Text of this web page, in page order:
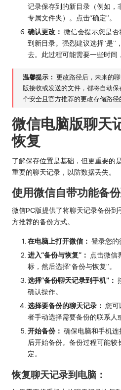
记录保存到的新目录（例如，
专属文件夹）。点击“确定”。
确认更改： 微信会提示您是
到新目录。强烈建议选择“是”
去。此过程可能需要一些时间
温馨提示： 更改路径后，未来的
版接收或发送的文件，都将自动
个安全且官方推荐的更改存储路径
微信电脑版聊天
恢复
了解保存位置是基础，但更重要的
重要的聊天记录，以防数据丢失。
使用微信自带功能备
微信PC版提供了将聊天记录备份
方推荐的备份方式。
在电脑上打开微信： 登录您的
进入“备份与恢复”： 点击微信
标，然后选择“备份与恢复”。
选择“备份聊天记录到手机”：
确认操作。
选择要备份的聊天记录： 您可
者手动选择需要备份的联系人
开始备份： 确保电脑和手机
后开始备份。备份过程可能
定。
恢复聊天记录到电脑：